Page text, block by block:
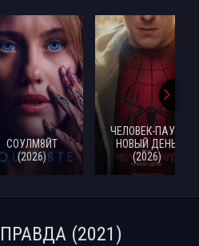
СОУЛМ8ЙТ
(2026)
ЧЕЛОВЕК-ПАУК:
НОВЫЙ ДЕНЬ
(2026)
(2021)